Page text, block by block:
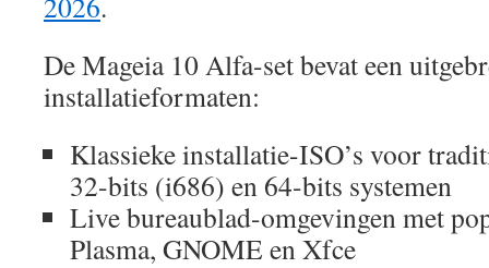
De Mageia 10 Alfa-set bevat een
installatieformaten:
Klassieke installatie-ISO’s voor
32-bits (i686) en 64-bits systemen
Live bureaublad-omgevingen met
Plasma, GNOME en Xfce